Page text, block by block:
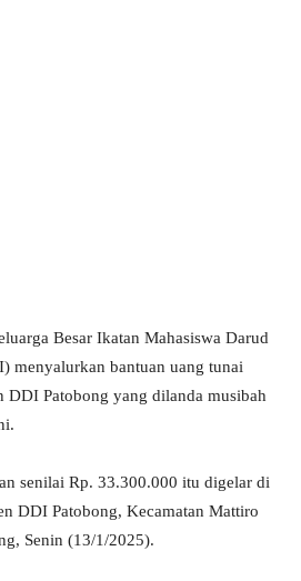
Besar Ikatan Mahasiswa Darud
menyalurkan bantuan uang tunai
DDI Patobong yang dilanda musibah
senilai Rp. 33.300.000 itu digelar di
DDI Patobong, Kecamatan Mattiro
Senin (13/1/2025).